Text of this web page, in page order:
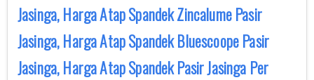
Jasinga, Harga Atap Spandek Zincalume Pasir
Jasinga, Harga Atap Spandek Bluescoope Pasir
Jasinga, Harga Atap Spandek Pasir Jasinga Per